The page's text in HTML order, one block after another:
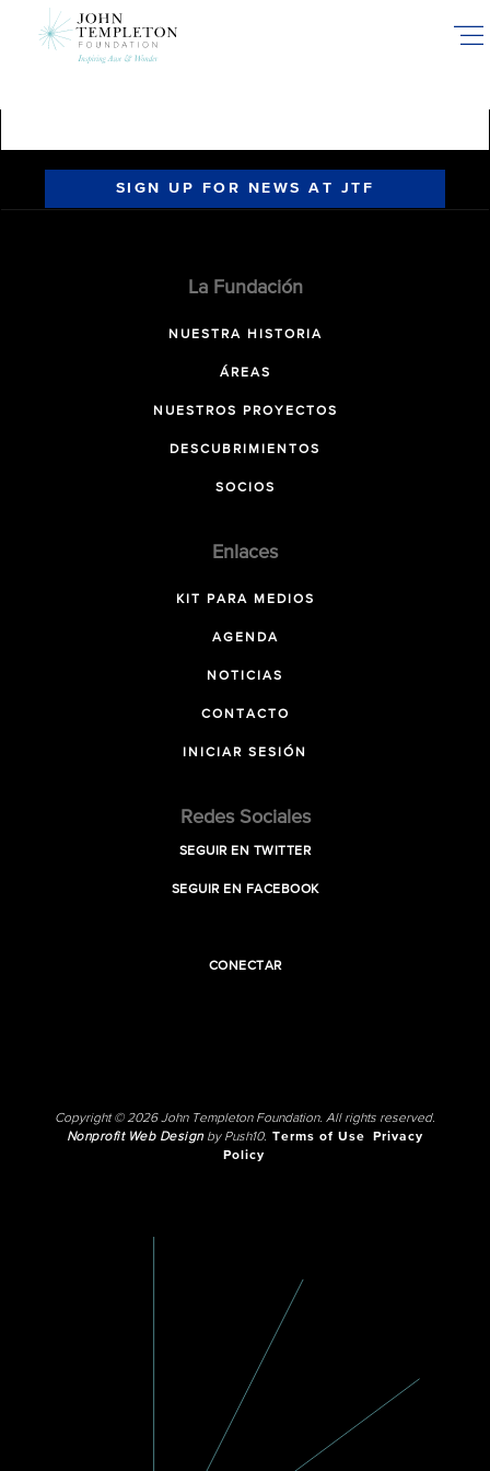
SIGN UP FOR NEWS AT JTF
La Fundación
NUESTRA HISTORIA
ÁREAS
NUESTROS PROYECTOS
DESCUBRIMIENTOS
SOCIOS
Enlaces
KIT PARA MEDIOS
AGENDA
NOTICIAS
CONTACTO
INICIAR SESIÓN
Redes Sociales
SEGUIR EN TWITTER
SEGUIR EN FACEBOOK
CONECTAR
Copyright © 2026 John Templeton Foundation. All rights reserved.
Nonprofit Web Designby Push10. Terms of Use
Privacy
Policy